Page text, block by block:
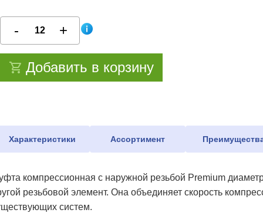
Добавить в корзину
Характеристики Ассортимент
компрессионная с наружной резьбой Premium
резьбовой элемент. Она объединяет скорость
систем.